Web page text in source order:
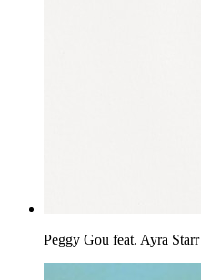
Peggy Gou feat. Ayra Starr